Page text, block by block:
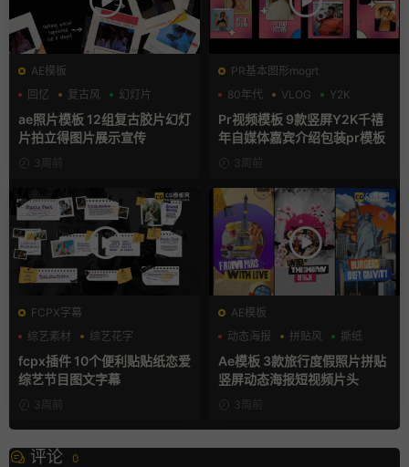
AE模板
回忆
复古风 幻灯片
ae照片模板 12组复古胶片幻灯
片拍立得图片展示宣传
3周前
PR基本图形mogrt
80年代
VLOG Y2K
Pr视频模板 9款竖屏Y2K千禧
年自媒体嘉宾介绍包装pr模板
3周前
FCPX字幕
综艺素材
综艺花字
自媒体模板
fcpx插件 10个便利贴贴纸恋爱
综艺节目图文字幕
3周前
AE模板
动态海报
拼贴风 撕纸
Ae模板 3款旅行度假照片拼贴
竖屏动态海报短视频片头
3周前
评论 0